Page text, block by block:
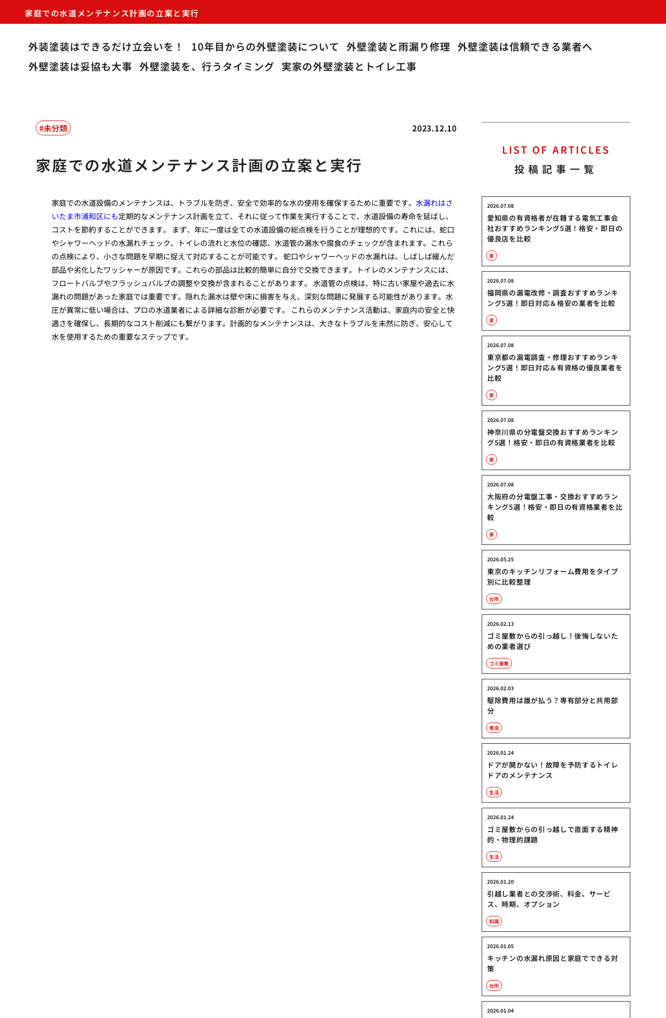
家庭での水道メンテナンス計画の立案と実行
外装塗装はできるだけ立会いを！ 10年目からの外壁塗装について 外壁塗装と雨漏り修理 外壁塗装は信頼できる業者へ
外壁塗装は妥協も大事 外壁塗装を、行うタイミング 実家の外壁塗装とトイレ工事
2023.12.10
未分類
家庭での水道メンテナンス計画の立案と実行
家庭での水道設備のメンテナンスは、トラブルを防ぎ、安全で効率的な水の使用を確保するために重要です。 水漏れはさ
いたま市浦和区にも定期的なメンテナンス計画を立て、それに従って作業を実行することで、水道設備の寿命を延ばし、
コストを節約することができます。 まず、年に一度は全ての水道設備の総点検を行うことが理想的です。これには、蛇口
やシャワーヘッドの水漏れチェック、トイレの流れと水位の確認、水道管の漏水や腐食のチェックが含まれます。これら
の点検により、小さな問題を早期に捉えて対応することが可能です。 蛇口やシャワーヘッドの水漏れは、しばしば緩んだ
部品や劣化したワッシャーが原因です。これらの部品は比較的簡単に自分で交換できます。トイレのメンテナンスには、
フロートバルブやフラッシュバルブの調整や交換が含まれることがあります。 水道管の点検は、特に古い家屋や過去に水
漏れの問題があった家庭では重要です。隠れた漏水は壁や床に損害を与え、深刻な問題に発展する可能性があります。水
圧が異常に低い場合は、プロの水道業者による詳細な診断が必要です。 これらのメンテナンス活動は、家庭内の安全と快
適さを確保し、長期的なコスト削減にも繋がります。計画的なメンテナンスは、大きなトラブルを未然に防ぎ、安心して
水を使用するための重要なステップです。
LIST OF ARTICLES
投稿記事一覧
愛知県の有資格者が在籍する電気工事会
社おすすめランキング5選！格安・即日の
優良店を比較
2026.07.08
家
福岡県の漏電改修・調査おすすめランキ
ング5選！即日対応＆格安の業者を比較
2026.07.08
家
東京都の漏電調査・修理おすすめランキ
ング5選！即日対応＆有資格の優良業者を
比較
2026.07.08
家
神奈川県の分電盤交換おすすめランキン
グ5選！格安・即日の有資格業者を比較
2026.07.08
家
大阪府の分電盤工事・交換おすすめラン
キング5選！格安・即日の有資格業者を比
較
2026.07.08
家
東京のキッチンリフォーム費用をタイプ
別に比較整理
2026.05.25
台所
ゴミ屋敷からの引っ越し！後悔しないた
めの業者選び
2026.02.13
ゴミ屋敷
駆除費用は誰が払う？専有部分と共用部
分
2026.02.03
害虫
ドアが開かない！故障を予防するトイレ
ドアのメンテナンス
2026.01.24
生活
ゴミ屋敷からの引っ越しで直面する精神
的・物理的課題
2026.01.24
生活
引越し業者との交渉術、料金、サービ
ス、時期、オプション
2026.01.20
知識
キッチンの水漏れ原因と家庭でできる対
策
2026.01.05
台所
2026.01.04